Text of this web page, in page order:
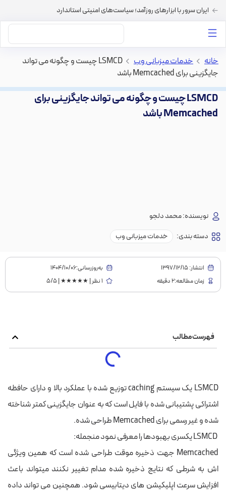
ایران سرور با ابزارهای روزآمد؛ سیاست‌های امنیتی استاندارد
خانه > خدمات میزبانی وب >
LSMCD چیست و چگونه می تواند
جایگزینی برای Memcached باشد
LSMCD چیست و چگونه می تواند جایگزینی برای
Memcached باشد
نویسنده:محمد دلجو
دسته بندی:
خدمات میزبانی وب
انتشار:1397/12/15
به‌روز‌رسانی:۱۴۰۴/۱۰/۰۶
زمان مطالعه:2 دقیقه
1 نظر | ★★★★★ | 5/5
فهرست مطالب
LSMCD یک سیستم caching توزیع شده با عملکرد بالا و دارای حافظه
اشتراکی پشتیبانی شده با فایل است که به عنوان جایگزینی کمتر شناخته
شده و غیر رسمی برای Memcached طراحی شده.
Memcached جهت ذخیره موقت طراحی شده است که همین ویژگی
اش به شرطی که نتایج ذخیره شده مدام تغییر نکنند میتواند باعث
افزایش سرعت اپلیکیشن های دیتابیسی شود. همچنین می تواند داده